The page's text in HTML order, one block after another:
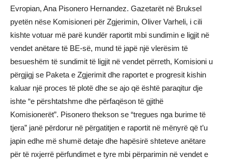
Evropian, Ana Pisonero Hernandez. Gazetarët në Bruksel
pyetën nëse Komisioneri për Zgjerimin, Oliver Varheli, i cili
kishte votuar më parë kundër raportit mbi sundimin e ligjit në
vendet anëtare të BE-së, mund të japë një vlerësim të
besueshëm të sundimit të ligjit në vendet përreth, Komisioni u
përgjigj se Paketa e Zgjerimit dhe raportet e progresit kishin
kaluar një proces të plotë dhe se ajo që është paraqitur dje
ishte “e përshtatshme dhe përfaqëson të gjithë
Komisionerët”. Pisonero thekson se “tregues nga burime të
tjera” janë përdorur në përgatitjen e raportit në mënyrë që t’u
japin edhe më shumë detaje dhe hapësirë ​​shteteve anëtare
për të nxjerrë përfundimet e tyre mbi përparimin në vendet e